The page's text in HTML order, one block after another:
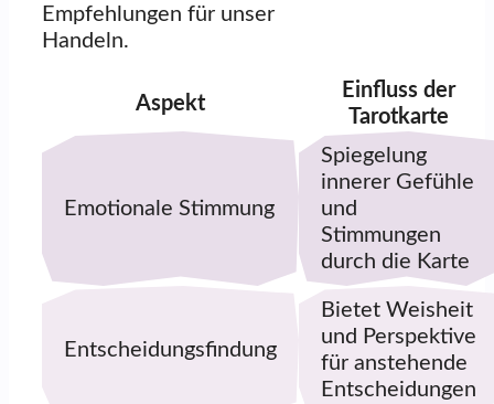
Empfehlungen für unser
Handeln.
Aspekt
Einfluss der
Tarotkarte
Emotionale Stimmung
Spiegelung
innerer Gefühle
und
Stimmungen
durch die Karte
Entscheidungsfindung
Bietet Weisheit
und Perspektive
für anstehende
Entscheidungen